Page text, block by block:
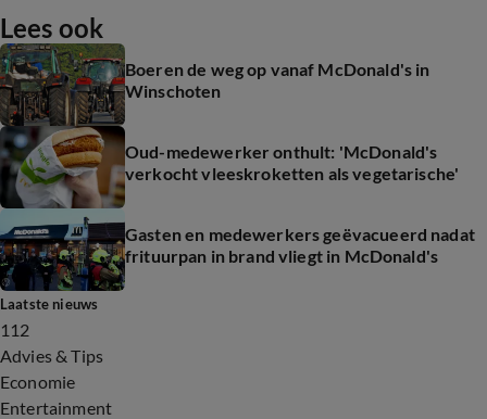
Lees ook
Boeren de weg op vanaf McDonald's in
Winschoten
Oud-medewerker onthult: 'McDonald's
verkocht vleeskroketten als vegetarische'
Gasten en medewerkers geëvacueerd nadat
frituurpan in brand vliegt in McDonald's
Laatste nieuws
112
Advies & Tips
Economie
Entertainment